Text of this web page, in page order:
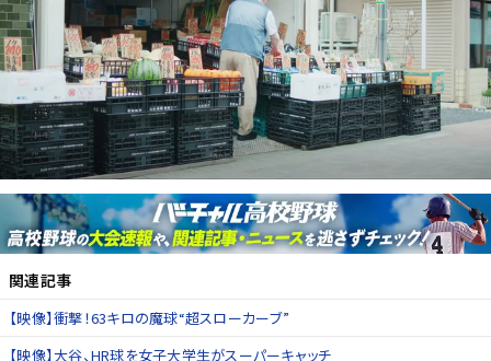
関連記事
【映像】衝撃！63キロの魔球“超スローカーブ”
【映像】大谷、HR球を女子大学生がスーパーキャッチ